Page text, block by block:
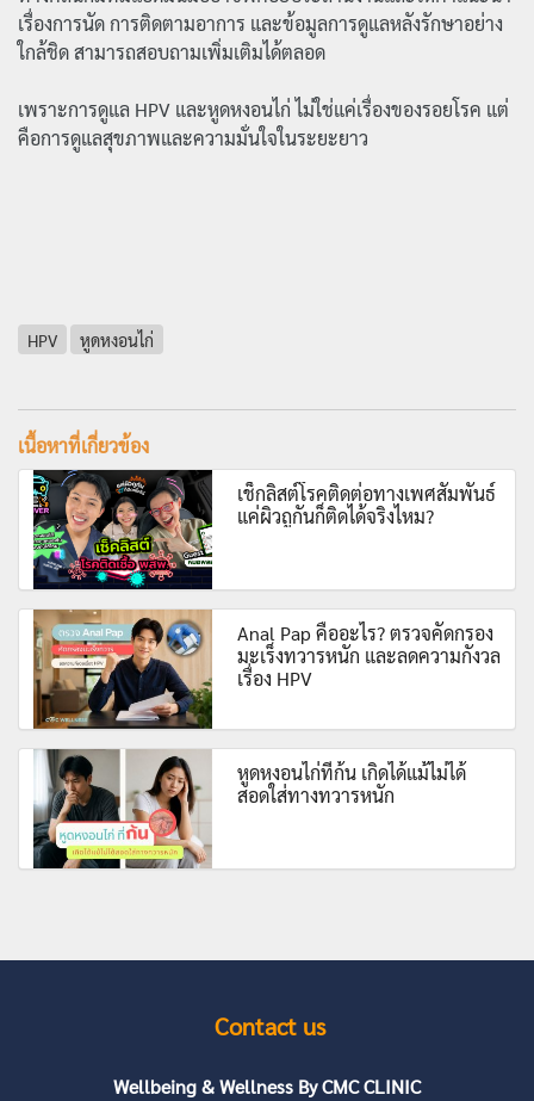
เรื่องการนัด การติดตามอาการ และข้อมูลการดูแลหลังรักษาอย่าง
ใกล้ชิด สามารถสอบถามเพิ่มเติมได้ตลอด
เพราะการดูแล HPV และหูดหงอนไก่ ไม่ใช่แค่เรื่องของรอยโรค แต่
คือการดูแลสุขภาพและความมั่นใจในระยะยาว
HPV หูดหงอนไก่
เนื้อหาที่เกี่ยวข้อง
เช็กลิสต์โรคติดต่อทางเพศสัมพันธ์
แค่ผิวถูกันก็ติดได้จริงไหม?
Anal Pap คืออะไร? ตรวจคัดกรอง
มะเร็งทวารหนัก และลดความกังวล
เรื่อง HPV
หูดหงอนไก่ที่ก้น เกิดได้แม้ไม่ได้
สอดใส่ทางทวารหนัก
Contact us
Wellbeing & Wellness By CMC CLINIC